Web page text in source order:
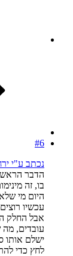
#6
נכתב ע"י
הדבר
בו, זה
היום מי שלא
עכשיו רוצים
אבל החלק
ישלם אותו
לחץ כדי